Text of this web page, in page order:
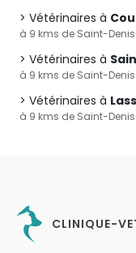
Vétérinaires à
à 9 kms de Saint-
Vétérinaires à
à 9 kms de Saint-
Vétérinaires à
à 9 kms de Saint-
CLINIQUE-